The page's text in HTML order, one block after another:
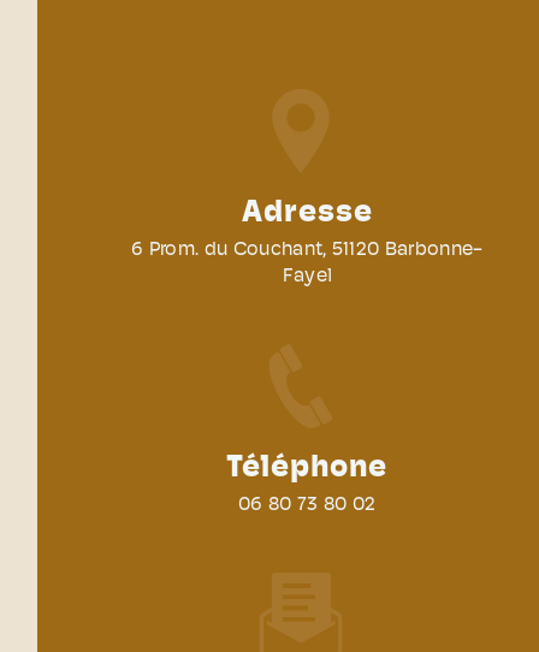
Adresse
6 Prom. du Couchant, 51120 Barbonne-
Fayel
Téléphone
06 80 73 80 02